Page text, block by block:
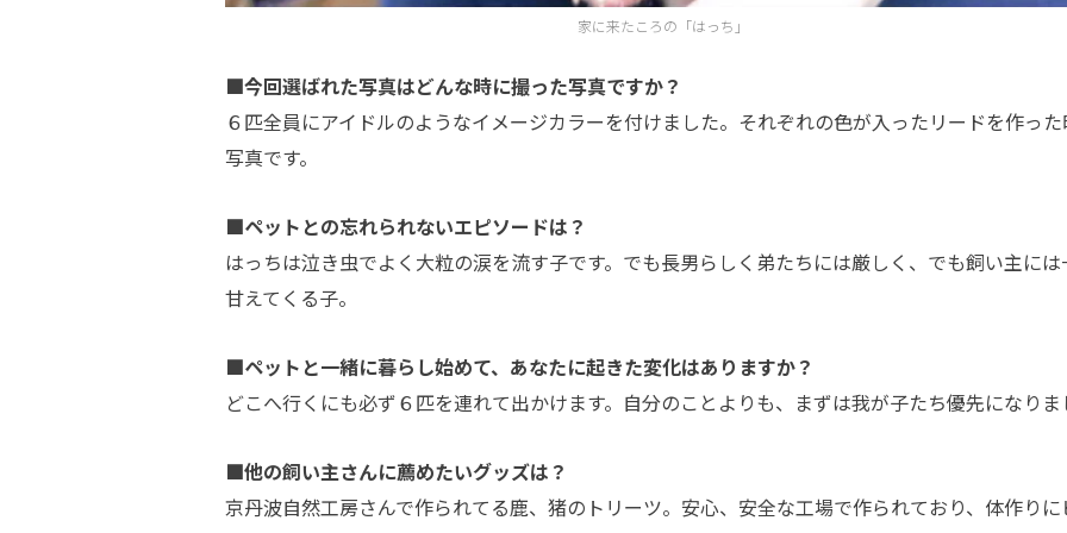
家に来たころの「はっち」
■今回選ばれた写真はどんな時に撮った写真ですか？
６匹全員にアイドルのようなイメージカラーを付けました。それぞれの色が入ったリードを作った
写真です。
■ペットとの忘れられないエピソードは？
はっちは泣き虫でよく大粒の涙を流す子です。でも長男らしく弟たちには厳しく、でも飼い主には
甘えてくる子。
■ペットと一緒に暮らし始めて、あなたに起きた変化はありますか？
どこへ行くにも必ず６匹を連れて出かけます。自分のことよりも、まずは我が子たち優先になりま
■他の飼い主さんに薦めたいグッズは？
京丹波自然工房さんで作られてる鹿、猪のトリーツ。安心、安全な工場で作られており、体作りに